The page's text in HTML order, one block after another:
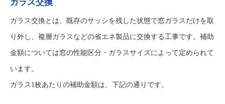
ガラス交換
ガラス交換とは、既存のサッシを残した状態で窓ガラスだけを取
り外し、複層ガラスなどの省エネ製品に交換する工事です。補助
金額については窓の性能区分・ガラスサイズによって定められて
います。
ガラス1枚あたりの補助金額は、下記の通りです。